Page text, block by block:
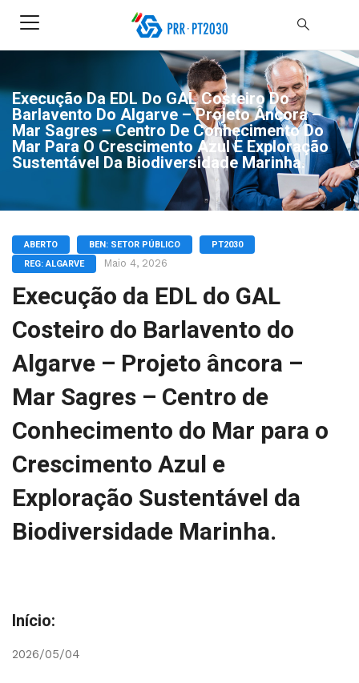
Execução Da EDL Do GAL Costeiro Do
Barlavento Do Algarve – Projeto Âncora –
Mar Sagres – Centro De Conhecimento Do
Mar Para O Crescimento Azul E Exploração
Sustentável Da Biodiversidade Marinha.
ABERTO BEN: SETOR PÚBLICO
PT2030
REG: ALGARVE
Maio 4, 2026
Execução da EDL do GAL
Costeiro do Barlavento do
Algarve – Projeto âncora –
Mar Sagres – Centro de
Conhecimento do Mar para o
Crescimento Azul e
Exploração Sustentável da
Biodiversidade Marinha.
Início:
2026/05/04